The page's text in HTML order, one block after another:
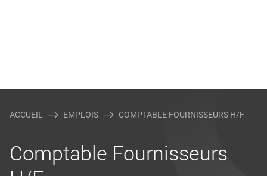
ACCUEIL EMPLOIS COMPTABLE FOURNISSEURS H/F
Comptable Fournisseurs